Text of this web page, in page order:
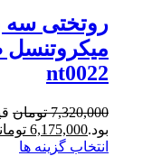
روتختی سه
nt0022
7,320,000 تومان
بود.6,175,000 تومان
انتخاب گزینه ها